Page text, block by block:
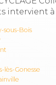
intervient
sous-Bois
lès-Gonesse